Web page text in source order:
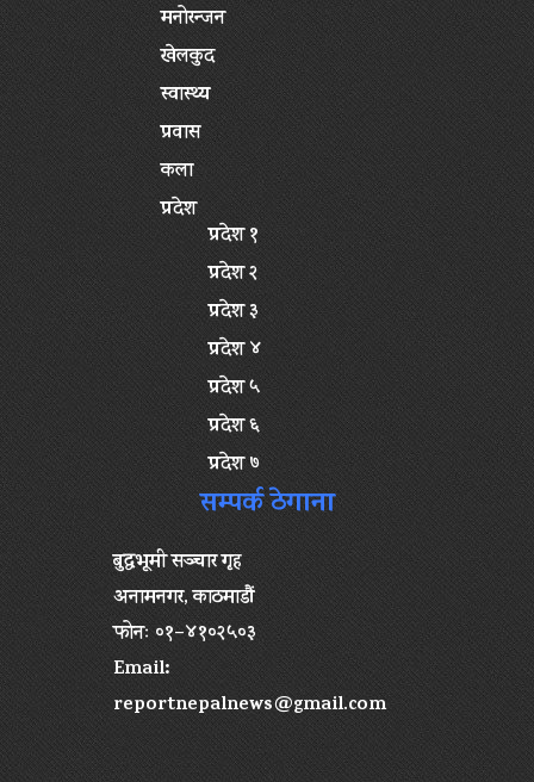
मनोरन्जन
खेलकुद
स्वास्थ्य
प्रवास
कला
प्रदेश
प्रदेश १
प्रदेश २
प्रदेश ३
प्रदेश ४
प्रदेश ५
प्रदेश ६
प्रदेश ७
सम्पर्क ठेगाना
बुद्धभूमी सञ्चार गृह
अनामनगर, काठमाडौं
फोनः ०१–४१०२५०३
Email:
reportnepalnews@gmail.com